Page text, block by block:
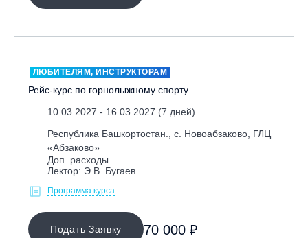
ЛЮБИТЕЛЯМ, ИНСТРУКТОРАМ
Рейс-курс по горнолыжному спорту
10.03.2027 - 16.03.2027 (7 дней)
Республика Башкортостан., с. Новоабзаково, ГЛЦ
«Абзаково»
Доп. расходы
Лектор: Э.В. Бугаев
Программа курса
Подать Заявку 70 000 ₽